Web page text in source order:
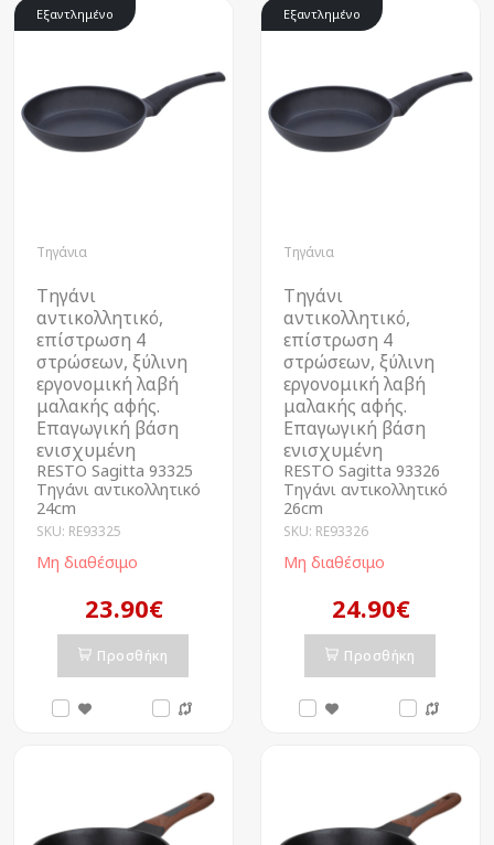
Εξαντλημένο
Τηγάνια
Τηγάνι
αντικολλητικό,
επίστρωση 4
στρώσεων, ξύλινη
εργονομική λαβή
μαλακής αφής.
Επαγωγική βάση
ενισχυμένη
RESTO Sagitta 93325
Τηγάνι αντικολλητικό
24cm
SKU: RE93325
Μη διαθέσιμο
23.90€
Προσθήκη
Εξαντλημένο
Τηγάνια
Τηγάνι
αντικολλητικό,
επίστρωση 4
στρώσεων, ξύλινη
εργονομική λαβή
μαλακής αφής.
Επαγωγική βάση
ενισχυμένη
RESTO Sagitta 93326
Τηγάνι αντικολλητικό
26cm
SKU: RE93326
Μη διαθέσιμο
24.90€
Προσθήκη